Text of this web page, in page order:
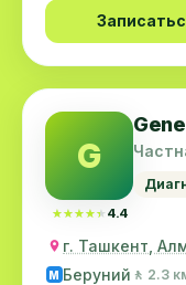
G
★★★★★
★★★★★ 4.4
г. Ташкент,
M Беруний 🚶 2.3